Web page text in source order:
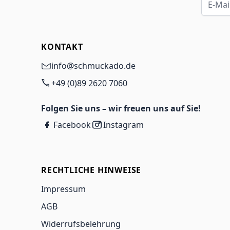
KONTAKT
info@schmuckado.de
+49 (0)89 2620 7060
Folgen Sie uns – wir freuen uns auf Sie!
Facebook
Instagram
RECHTLICHE HINWEISE
Impressum
AGB
Widerrufsbelehrung